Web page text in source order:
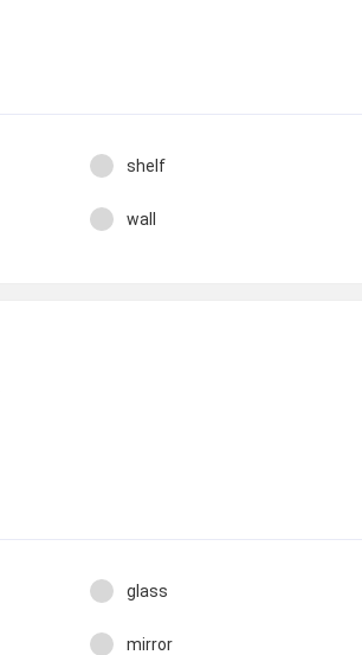
shelf
wall
glass
mirror